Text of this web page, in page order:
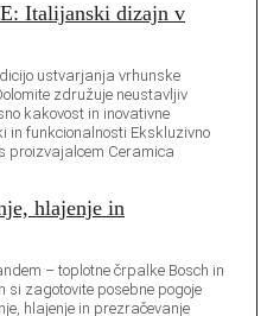
Italijanski dizajn v
ustvarjanja vrhunske
združuje neustavljiv
kakovost in inovativne
in funkcionalnosti Ekskluzivno
proizvajalcem Ceramica
hlajenje in
– toplotne črpalke Bosch in
zagotovite posebne pogoje
hlajenje in prezračevanje